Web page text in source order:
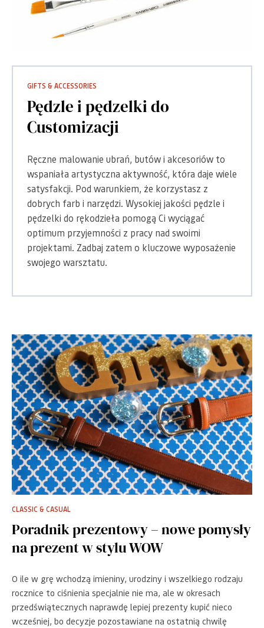
GIFTS & ACCESSORIES
Pędzle i pędzelki do
Customizacji
Ręczne malowanie ubrań, butów i akcesoriów to
wspaniała artystyczna aktywność, która daje wiele
satysfakcji. Pod warunkiem, że korzystasz z
dobrych farb i narzędzi. Wysokiej jakości pędzle i
pędzelki do rękodzieła pomogą Ci wyciągać
optimum przyjemności z pracy nad swoimi
projektami. Zadbaj zatem o kluczowe wyposażenie
swojego warsztatu.
CLASSIC & CASUAL
Poradnik prezentowy – nowe pomysły
na prezent w stylu WOW
O ile w grę wchodzą imieniny, urodziny i wszelkiego rodzaju
rocznice to ciśnienia specjalnie nie ma, ale w okresach
przedświątecznych naprawdę lepiej prezenty kupić nieco
wcześniej, bo decyzje pozostawiane na ostatnią chwilę